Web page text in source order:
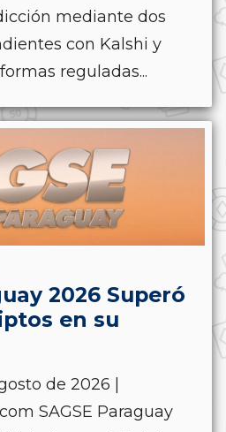
mediante dos
con Kalshi y
reguladas...
2026 Superó
en su
de 2026 |
SAGSE Paraguay